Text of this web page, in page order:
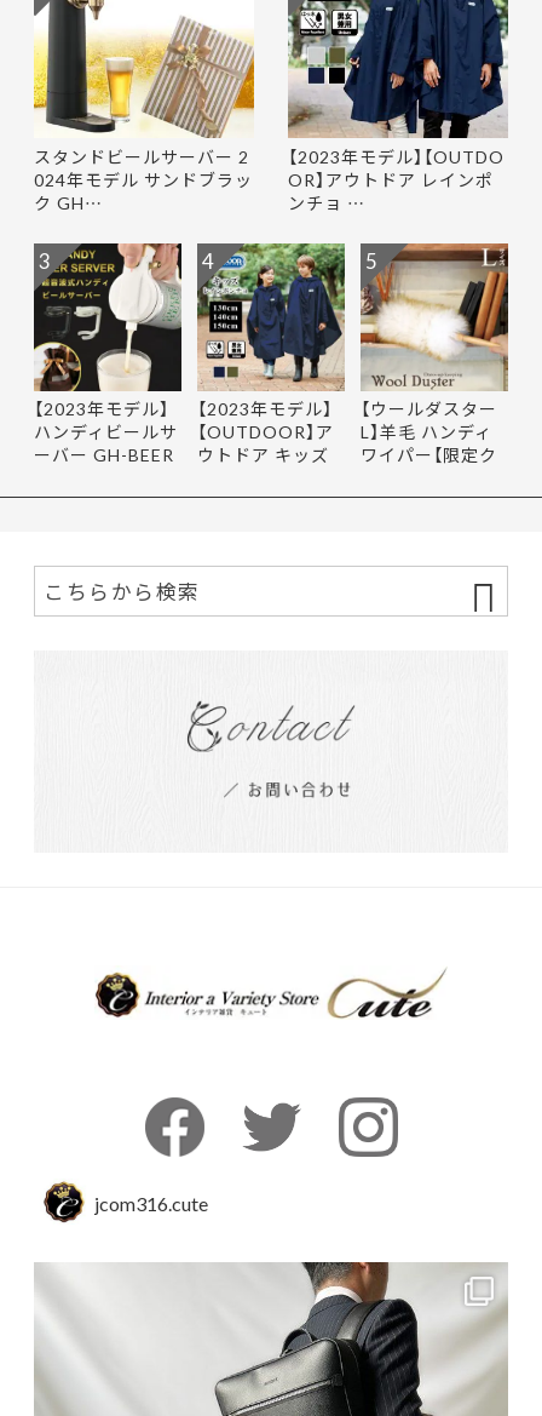
スタンドビールサーバー 2
024年モデル サンドブラッ
ク GH…
【2023年モデル】【OUTDO
OR】アウトドア レインポ
ンチョ …
【2023年モデル】
ハンディビールサ
ーバー GH-BEER
3
【2023年モデル】
【OUTDOOR】ア
ウトドア キッズ
4
【ウールダスター
L】羊毛 ハンディ
ワイパー【限定ク
5
jcom316.cute